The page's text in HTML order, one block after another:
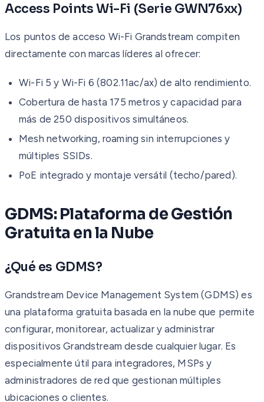
Access Points Wi-Fi (Serie GWN76xx)
Los puntos de acceso Wi-Fi Grandstream compiten
directamente con marcas líderes al ofrecer:
Wi-Fi 5 y Wi-Fi 6 (802.11ac/ax) de alto rendimiento.
Cobertura de hasta 175 metros y capacidad para
más de 250 dispositivos simultáneos.
Mesh networking, roaming sin interrupciones y
múltiples SSIDs.
PoE integrado y montaje versátil (techo/pared).
GDMS: Plataforma de Gestión
Gratuita en la Nube
¿Qué es GDMS?
Grandstream Device Management System (GDMS) es
una plataforma gratuita basada en la nube que permite
configurar, monitorear, actualizar y administrar
dispositivos Grandstream desde cualquier lugar. Es
especialmente útil para integradores, MSPs y
administradores de red que gestionan múltiples
ubicaciones o clientes.